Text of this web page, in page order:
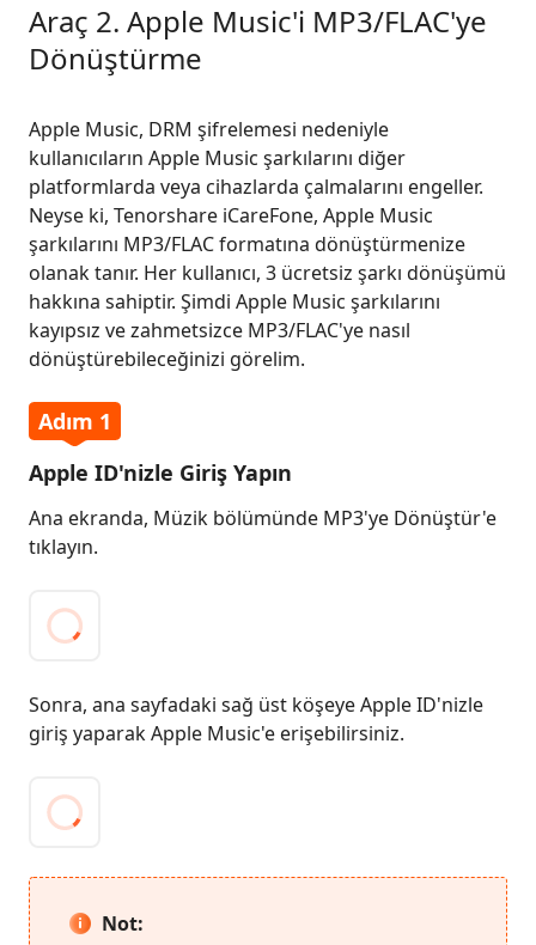
Araç 2. Apple Music'i MP3/FLAC'ye
Dönüştürme
Apple Music, DRM şifrelemesi nedeniyle
kullanıcıların Apple Music şarkılarını diğer
platformlarda veya cihazlarda çalmalarını engeller.
Neyse ki, Tenorshare iCareFone, Apple Music
şarkılarını MP3/FLAC formatına dönüştürmenize
olanak tanır. Her kullanıcı, 3 ücretsiz şarkı dönüşümü
hakkına sahiptir. Şimdi Apple Music şarkılarını
kayıpsız ve zahmetsizce MP3/FLAC'ye nasıl
dönüştürebileceğinizi görelim.
Adım 1
Apple ID'nizle Giriş Yapın
Ana ekranda, Müzik bölümünde MP3'ye Dönüştür'e
tıklayın.
Sonra, ana sayfadaki sağ üst köşeye Apple ID'nizle
giriş yaparak Apple Music'e erişebilirsiniz.
Not: